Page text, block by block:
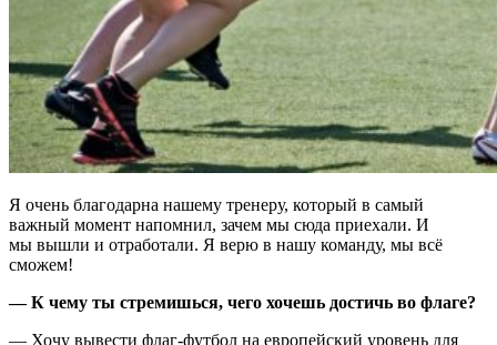
Я очень благодарна нашему тренеру, который в самый
важный момент напомнил, зачем мы сюда приехали. И
мы вышли и отработали. Я верю в нашу команду, мы всё
сможем!
— К чему ты стремишься, чего хочешь достичь во флаге?
— Хочу вывести флаг-футбол на европейский уровень для